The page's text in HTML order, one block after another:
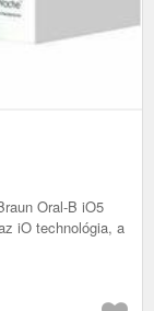
Oral-B iO5
iO technológia, a